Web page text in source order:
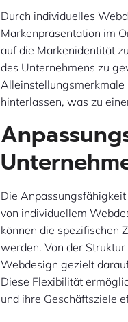
Durch individuelles
Markenpräsentation im
auf die Markenidentität
des Unternehmens zu
Alleinstellungsmerkmale
hinterlassen, was zu
Die
von individuellem
können die spezifischen
werden. Von der
Webdesign gezielt
Diese Flexibilität
und ihre Geschäftsziele